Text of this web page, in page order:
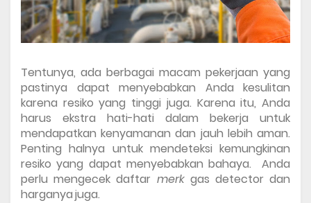
Tentunya, ada berbagai macam pekerjaan yang
pastinya dapat menyebabkan Anda kesulitan
karena resiko yang tinggi juga. Karena itu, Anda
harus ekstra hati-hati dalam bekerja untuk
mendapatkan kenyamanan dan jauh lebih aman.
Penting halnya untuk mendeteksi kemungkinan
resiko yang dapat menyebabkan bahaya.  Anda
perlu mengecek daftar merk gas detector dan
harganyajuga.